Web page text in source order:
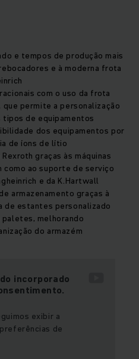
e tempos de produção mais
e à moderna frota
com o uso da frota
que permite a personalização
de equipamentos
dos equipamentos por
de íons de lítio
graças às máquinas
como ao suporte de serviço
e da K.Hartwall
armazenamento graças à
de estantes personalizado
melhorando
do armazém
incorporado
exibir a
de